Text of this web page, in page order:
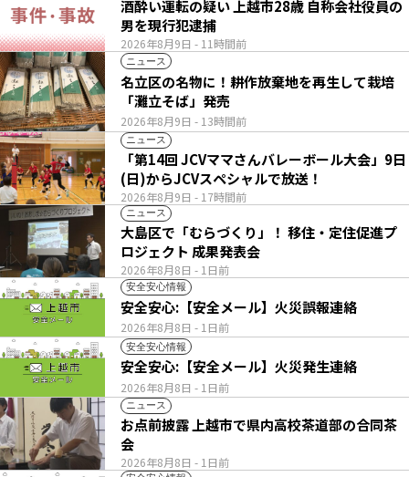
2026年8月9日 - 11時間前
酒酔い運転の疑い 上越市28歳 自称会社役員の
男を現行犯逮捕
ニュース
2026年8月9日 - 13時間前
名立区の名物に！耕作放棄地を再生して栽培
「灘立そば」発売
ニュース
2026年8月9日 - 17時間前
「第14回 JCVママさんバレーボール大会」9日
(日)からJCVスペシャルで放送！
ニュース
2026年8月8日 - 1日前
大島区で「むらづくり」！ 移住・定住促進プ
ロジェクト 成果発表会
安全安心情報
2026年8月8日 - 1日前
安全安心:【安全メール】火災誤報連絡
安全安心情報
2026年8月8日 - 1日前
安全安心:【安全メール】火災発生連絡
ニュース
2026年8月8日 - 1日前
お点前披露 上越市で県内高校茶道部の合同茶
会